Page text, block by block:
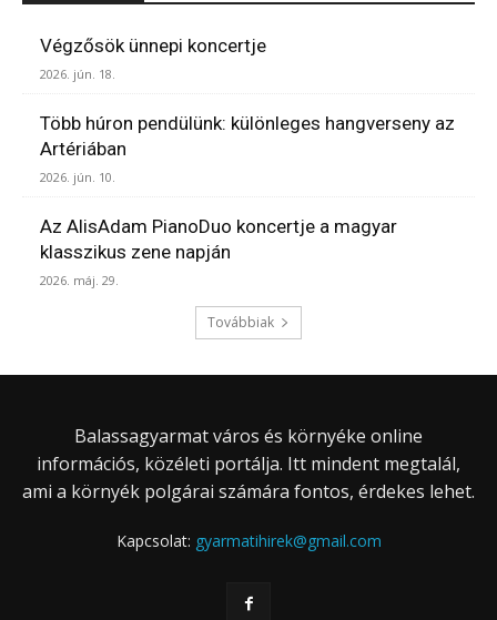
Végzősök ünnepi koncertje
2026. jún. 18.
Több húron pendülünk: különleges hangverseny az
Artériában
2026. jún. 10.
Az AlisAdam PianoDuo koncertje a magyar
klasszikus zene napján
2026. máj. 29.
Továbbiak
Balassagyarmat város és környéke online
információs, közéleti portálja. Itt mindent megtalál,
ami a környék polgárai számára fontos, érdekes lehet.
Kapcsolat: gyarmatihirek@gmail.com